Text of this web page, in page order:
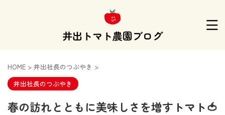
井出トマト農園ブログ
HOME > 井出社長のつぶやき >
井出社長のつぶやき
春の訪れとともに美味しさを増すトマト🍅